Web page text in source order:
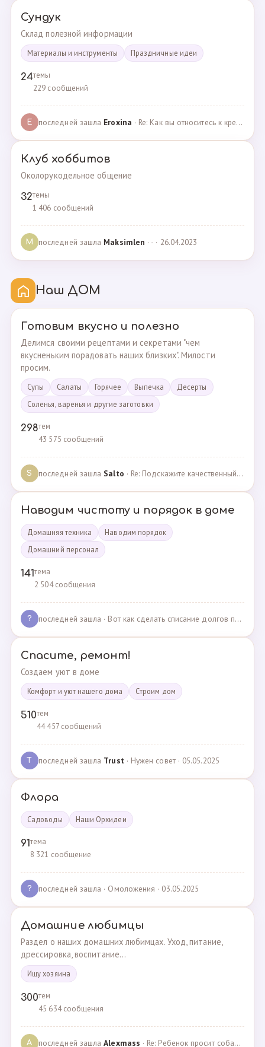
Сундук
Склад полезной информации
Материалы и инструменты Праздничные идеи
24темы
229 сообщений
E последней зашла Eroxina · Re: Как вы относитесь к кредитам? · 06.04.2025
Клуб хоббитов
Околорукодельное общение
32темы
1 406 сообщений
M последней зашла Maksimlen · - · 26.04.2023
Наш ДОМ
Готовим вкусно и полезно
Делимся своими рецептами и секретами "чем
вкусненьким порадовать наших близких". Милости
просим.
Супы Cалаты Горячее Выпечка
Десерты
Соленья, варенья и другие заготовки
298тем
43 575 сообщений
S последней зашла Salto · Re: Подскажите качественный и крепкий капсульный ко… · 01.09.2024
Наводим чистоту и порядок в доме
Домашняя техника
Наводим порядок
Домашний персонал
141тема
2 504 сообщения
? последней зашла · Вот как сделать списание долгов по жкх? · 02.05.2025
Спасите, ремонт!
Создаем уют в доме
Комфорт и уют нашего дома Cтроим дом
510тем
44 457 сообщений
T последней зашла Trust · Нужен совет · 05.05.2025
Флора
Садоводы Наши Орхидеи
91тема
8 321 сообщение
? последней зашла · Омоложения · 03.05.2025
Домашние любимцы
Раздел о наших домашних любимцах. Уход, питание,
дрессировка, воспитание...
Ищу хозяина
300тем
45 634 сообщения
A последней зашлаAlexmass · Re: Ребенок просит собаку, посоветуйте какую породу… · 30.03.2025